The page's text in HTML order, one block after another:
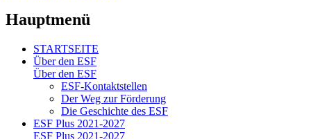
Hauptmenü
STARTSEITE
Über den ESF
Über den ESF
ESF-Kon­takt­stel­len
Der Weg zur För­de­rung
Die Ge­schich­te des ESF
ESF Plus 2021-2027
ESF Plus 2021-2027